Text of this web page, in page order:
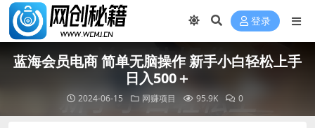
登录
蓝海会员电商 简单无脑操作 新手小白轻松上手
日入500＋
2024-06-15 网赚项目 95.9K 0